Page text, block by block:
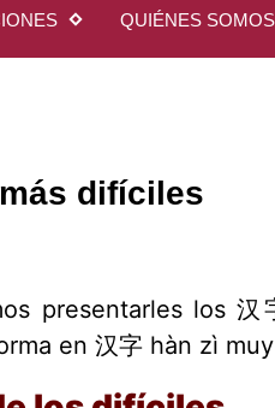
QUIÉNES SOMOS
difíciles
presentarles los
en 汉字 hàn zì